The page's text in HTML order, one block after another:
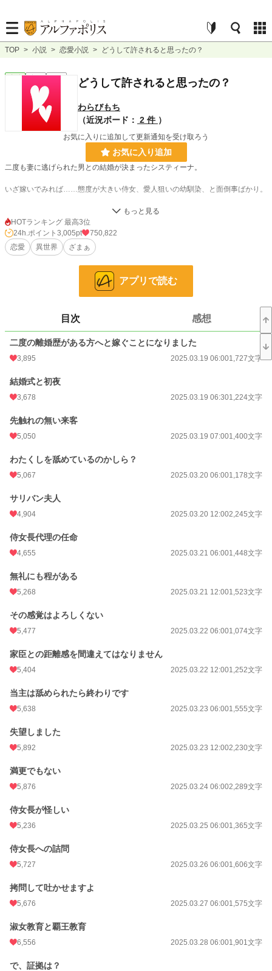
TOP > 小説 > 恋愛小説 > どうして許されると思ったの？
完結 長編 どうして許されると思ったの？
わらびもち
（近況ボード： 2 件 ）
お気に入りに追加して更新通知を受け取ろう
お気に入り追加
二度も妻に逃げられた男との結婚が決まったシスティーナ。
いざ嫁いでみれば……態度が大きい侍女、愛人狙いの幼馴染、と面倒事ばかり。
でも不思議。あの人達はどうして身分が上の者に盾突いて許されると思ったのか
しら？
256 位 / 66,381 件
3,005 pt
文字数 225,524
初回公開日時 2025.03.19 06:00
年間ポイント
累計ポイント 19,715,533 pt (70 位)
HOTランキング 最高3位
24h.ポイント 3,005pt
750,822
恋愛
異世界 ざまぁ
アプリで読む
目次 感想
二度の離婚歴がある方へと嫁ぐことになりました
3,895 2025.03.19 06:001,727文字
結婚式と初夜
3,678 2025.03.19 06:301,224文字
先触れの無い来客
5,050 2025.03.19 07:001,400文字
わたくしを舐めているのかしら？
5,067 2025.03.20 06:001,178文字
サリバン夫人
4,904 2025.03.20 12:002,245文字
侍女長代理の任命
4,655 2025.03.21 06:001,448文字
無礼にも程がある
5,268 2025.03.21 12:001,523文字
その感覚はよろしくない
5,477 2025.03.22 06:001,074文字
家臣との距離感を間違えてはなりません
5,404 2025.03.22 12:001,252文字
当主は舐められたら終わりです
5,638 2025.03.23 06:001,555文字
失望しました
5,892 2025.03.23 12:002,230文字
満更でもない
5,876 2025.03.24 06:002,289文字
侍女長が怪しい
5,236 2025.03.25 06:001,365文字
侍女長への詰問
5,727 2025.03.26 06:001,606文字
拷問して吐かせますよ
5,676 2025.03.27 06:001,575文字
淑女教育と覇王教育
6,556 2025.03.28 06:001,901文字
で、証拠は？